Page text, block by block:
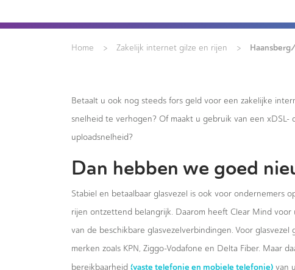
Home > Zakelijk internet gilze en rijen >
Betaalt u ook nog steeds fors geld voor een zakelijke
snelheid te verhogen? Of maakt u gebruik van een
uploadsnelheid?
Dan hebben we goed
Stabiel en betaalbaar glasvezel is ook voor ondernemers
rijen ontzettend belangrijk. Daarom heeft Clear Mind
van de beschikbare glasvezelverbindingen. Voor
merken zoals KPN, Ziggo-Vodafone en Delta Fiber. Maar
bereikbaarheid (vaste telefonie en mobiele telefonie) van